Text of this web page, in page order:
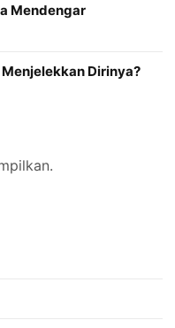
Mendengar
Dirinya?